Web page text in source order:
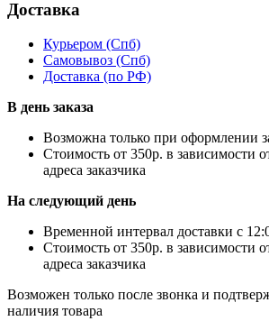
Доставка
Курьером (Спб)
Самовывоз (Спб)
Доставка (по РФ)
В день заказа
Возможна только при оформлении
Стоимость от 350р. в зависимости
адреса заказчика
На следующий день
Временной интервал доставки с
Стоимость от 350р. в зависимости
адреса заказчика
Возможен только после звонка и
наличия товара